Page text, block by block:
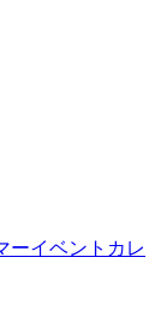
ーイベントカレ